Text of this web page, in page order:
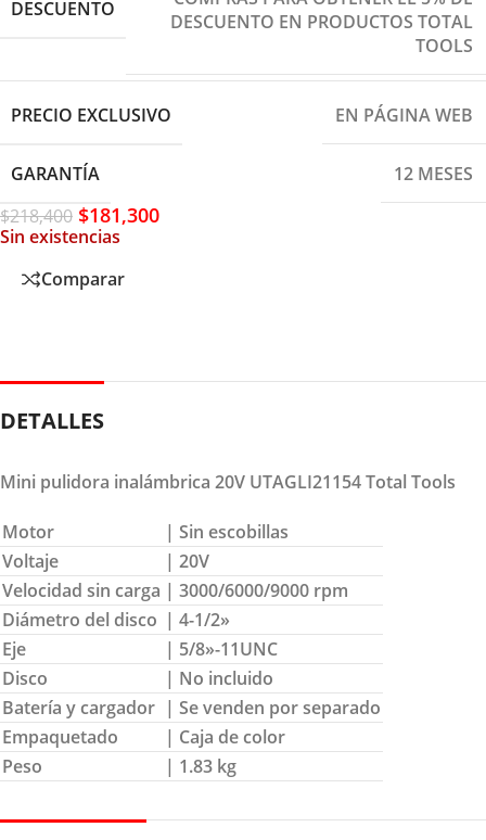
DESCUENTO
DESCUENTO EN PRODUCTOS TOTAL
TOOLS
PRECIO EXCLUSIVO EN PÁGINA WEB
GARANTÍA
12 MESES
$218,400 $181,300
Sin existencias
Comparar
DETALLES
Mini pulidora inalámbrica 20V UTAGLI21154 Total Tools
Motor
| Sin escobillas
Voltaje
| 20V
Velocidad sin carga | 3000/6000/9000 rpm
Diámetro del disco | 4-1/2»
Eje
| 5/8»-11UNC
Disco
| No incluido
Batería y cargador | Se venden por separado
Empaquetado
| Caja de color
Peso
| 1.83 kg